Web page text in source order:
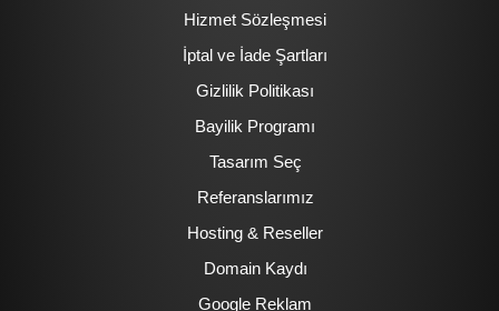
Hizmet Sözleşmesi
İptal ve İade Şartları
Gizlilik Politikası
Bayilik Programı
Tasarım Seç
Referanslarımız
Hosting & Reseller
Domain Kaydı
Google Reklam